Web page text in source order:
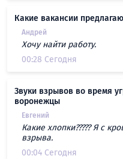
Какие вакансии
Андрей
Хочу найти работу.
00:28 Сегодня
Звуки взрывов во время
воронежцы
Евгений
Какие хлопки????? Я с
взрыва.
00:04 Сегодня